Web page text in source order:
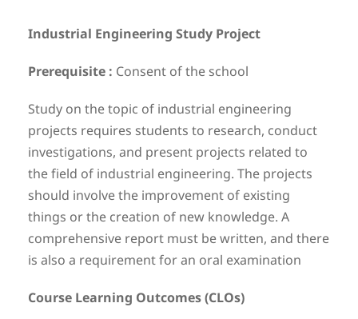
Industrial Engineering Study Project
Prerequisite : Consent of the school
Study on the topic of industrial engineering
projects requires students to research, conduct
investigations, and present projects related to
the field of industrial engineering. The projects
should involve the improvement of existing
things or the creation of new knowledge. A
comprehensive report must be written, and there
is also a requirement for an oral examination
Course Learning Outcomes (CLOs)